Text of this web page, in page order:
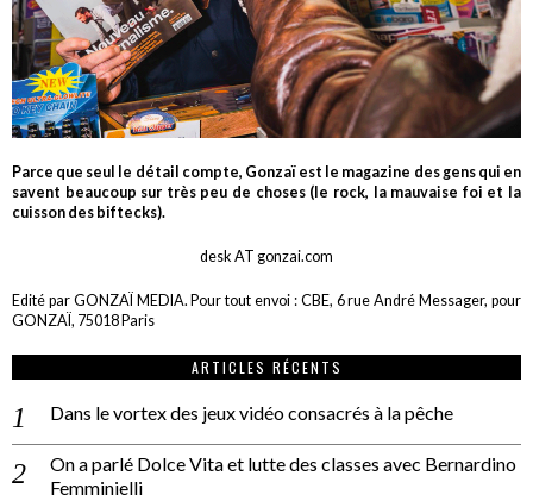
Parce que seul le détail compte, Gonzaï est le magazine des gens qui en
savent beaucoup sur très peu de choses (le rock, la mauvaise foi et la
cuisson des biftecks).
desk AT gonzai.com
Edité par GONZAÏ MEDIA. Pour tout envoi : CBE, 6 rue André Messager, pour
GONZAÏ, 75018 Paris
ARTICLES RÉCENTS
Dans le vortex des jeux vidéo consacrés à la pêche
On a parlé Dolce Vita et lutte des classes avec Bernardino
Femminielli